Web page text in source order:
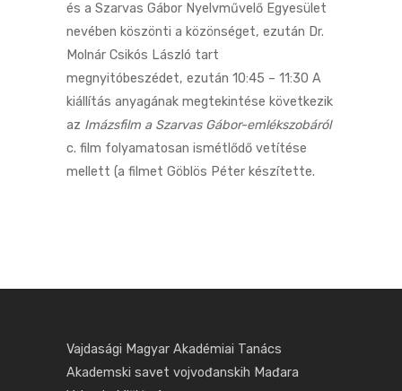
és a Szarvas Gábor Nyelvművelő Egyesület
nevében köszönti a közönséget, ezután Dr.
Molnár Csikós László tart
megnyitóbeszédet, ezután 10:45 – 11:30 A
kiállítás anyagának megtekintése következik
az Imázsfilm a Szarvas Gábor-emlékszobáról
c. film folyamatosan ismétlődő vetítése
mellett (a filmet Göblös Péter készítette.
Vajdasági Magyar Akadémiai Tanács
Akademski savet vojvođanskih Mađara